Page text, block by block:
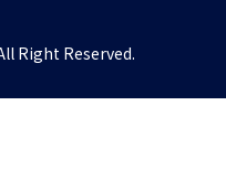
Right Reserved.